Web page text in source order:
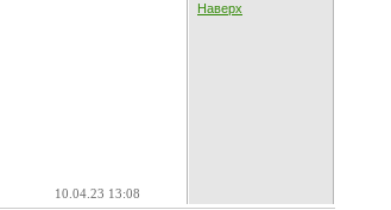
Наверх
10.04.23 13:08